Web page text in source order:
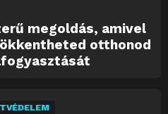
megoldás, amivel
otthonod